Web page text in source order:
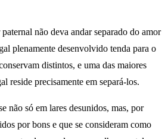
não deva andar separado do amor
plenamente desenvolvido tenda para o
distintos, e uma das maiores
reside precisamente em separá-los.
não só em lares desunidos, mas, por
por bons e que se consideram como